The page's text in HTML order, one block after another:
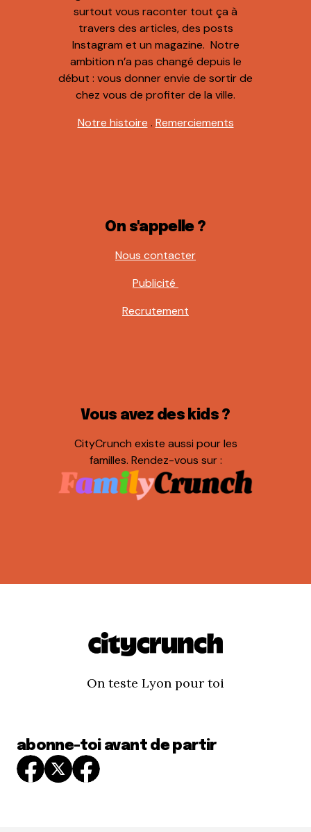
surtout vous raconter tout ça à
travers des articles, des posts
Instagram et un magazine. Notre
ambition n’a pas changé depuis le
début : vous donner envie de sortir de
chez vous de profiter de la ville.
Notre histoire . Remerciements
On s'appelle ?
Nous contacter
Publicité
Recrutement
Vous avez des kids ?
CityCrunch existe aussi pour les
familles. Rendez-vous sur :
On teste Lyon pour toi
abonne-toi avant de partir